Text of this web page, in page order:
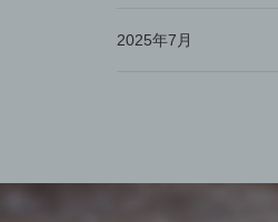
2025年7月